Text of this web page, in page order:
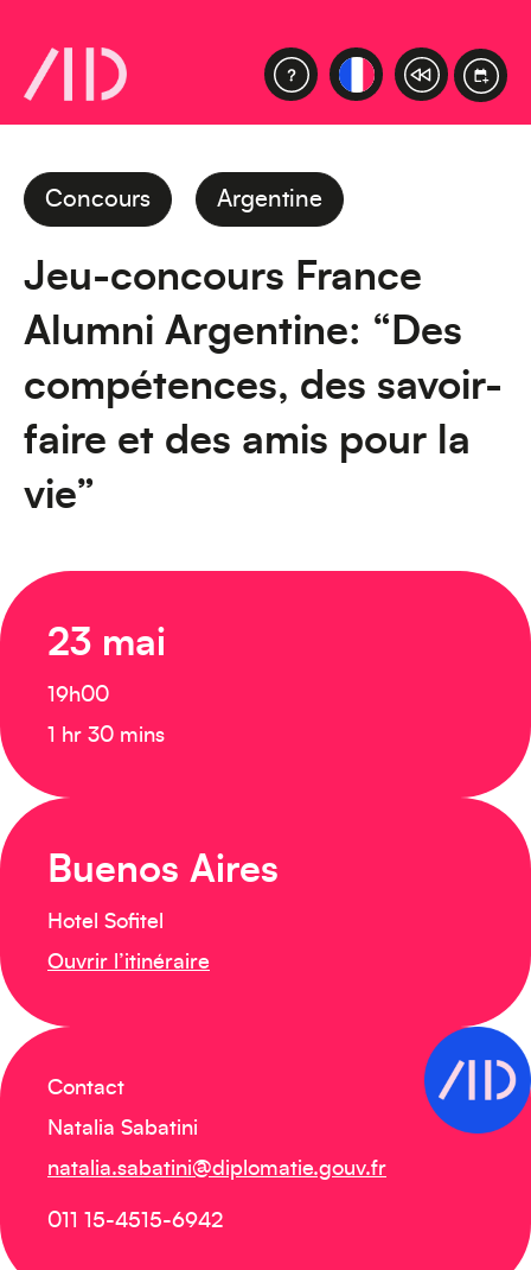
Concours Argentine
Jeu-concours France
Alumni Argentine: “Des
compétences, des savoir-
faire et des amis pour la
vie”
23 mai
19h00
1 hr 30 mins
Buenos Aires
Hotel Sofitel
Ouvrir l’itinéraire
Contact
Natalia Sabatini
natalia.sabatini@diplomatie.gouv.fr
011 15-4515-6942